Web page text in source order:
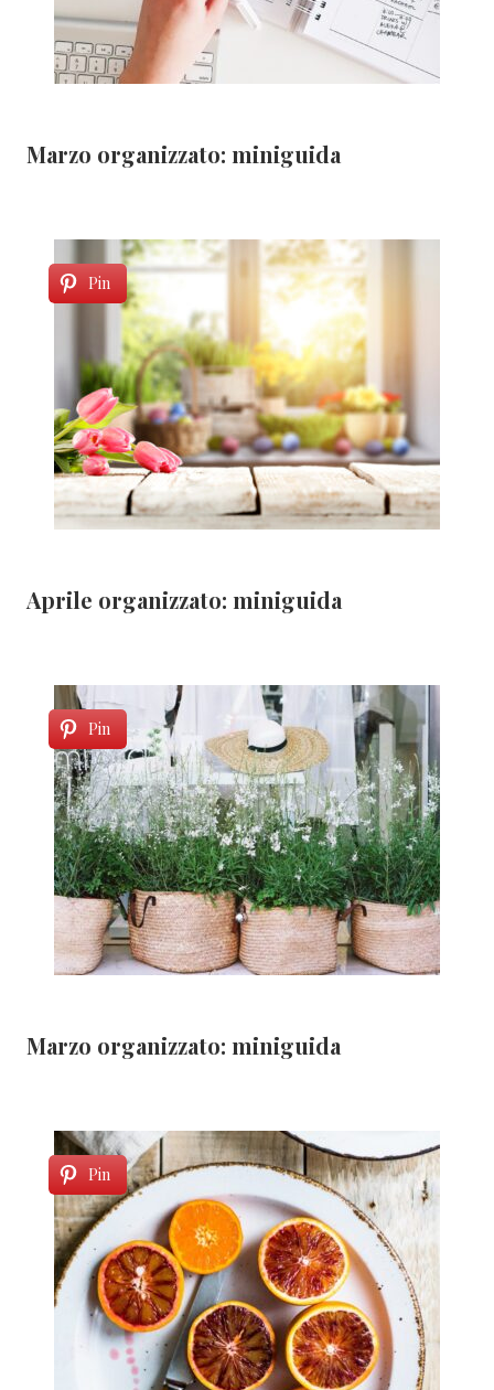
Marzo organizzato: miniguida
Pin
Aprile organizzato: miniguida
Pin
Marzo organizzato: miniguida
Pin